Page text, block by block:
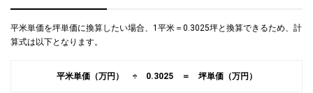
平米単価を坪単価に換算したい場合、1平米＝0.3025坪と換算できるため、計
算式は以下となります。
平米単価（万円） ÷ 0.3025 ＝ 坪単価（万円）